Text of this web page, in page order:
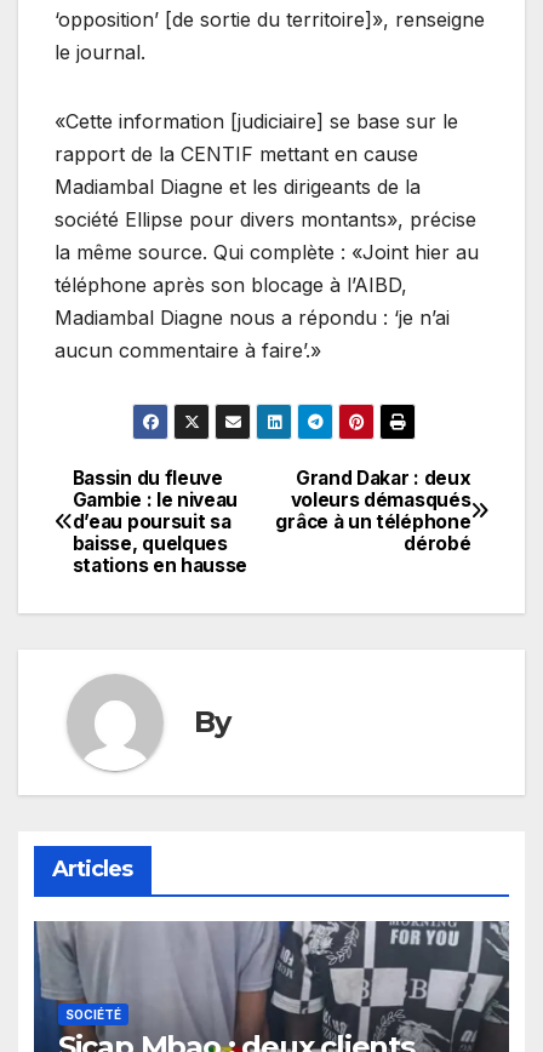
‘opposition’ [de sortie du territoire]», renseigne
le journal.
«Cette information [judiciaire] se base sur le
rapport de la CENTIF mettant en cause
Madiambal Diagne et les dirigeants de la
société Ellipse pour divers montants», précise
la même source. Qui complète : «Joint hier au
téléphone après son blocage à l’AIBD,
Madiambal Diagne nous a répondu : ‘je n’ai
aucun commentaire à faire’.»
Navigation
de
Grand Dakar : deux
voleurs démasqués
grâce à un téléphone
dérobé
Bassin du fleuve
Gambie : le niveau
d’eau poursuit sa
baisse, quelques
stations en hausse
By
Articles
SOCIÉTÉ